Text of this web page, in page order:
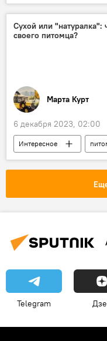
Кто сегодня родился
Россия
Ильхам Алиев
Сухой или "натуралка":
своего питомца?
Марта Курт
6 декабря 2023, 02:00
Интересное
Советы
Здоровье
Telegram